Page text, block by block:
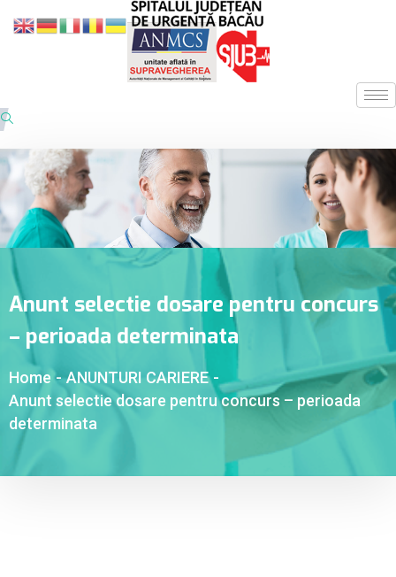
Anunt selectie dosare pentru concurs
– perioada determinata
Home - ANUNTURI CARIERE -
Anunt selectie dosare pentru concurs – perioada
determinata